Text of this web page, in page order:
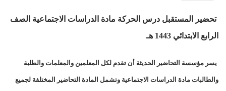
تحضير المستقبل درس الحركة مادة الدراسات الاجتماعية الصف
الرابع الابتدائي 1443 هـ
يسر مؤسسة التحاضير الحديثة أن تقدم لكل المعلمين والمعلمات والطلبة
والطالبات مادة الدراسات الاجتماعية وتشمل المادة التحاضير المختلفة لجميع